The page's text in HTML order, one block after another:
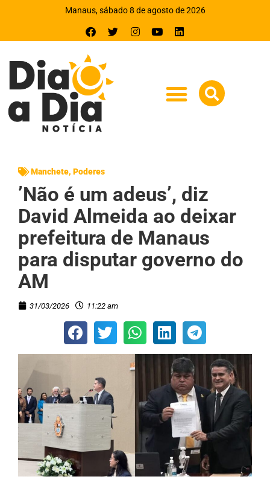
Manaus, sábado 8 de agosto de 2026
Manchete, Poderes
’Não é um adeus’, diz
David Almeida ao deixar
prefeitura de Manaus
para disputar governo do
AM
31/03/2026 11:22 am